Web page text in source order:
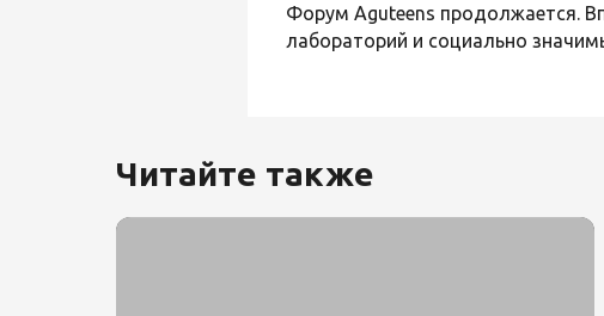
Форум Aguteens продолжается.
лабораторий и социально
Читайте также